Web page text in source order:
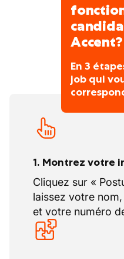
en coopération
Vos congés
Congés légaux
Accent?
En 3
job qui
1. Montrez votre
Cliquez sur «
laissez votre
et votre numéro